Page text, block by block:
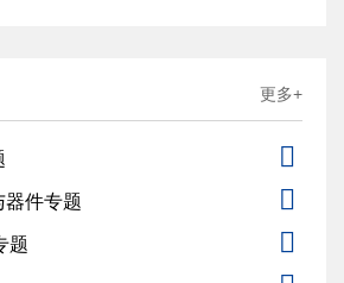
更多+
器件专题
题